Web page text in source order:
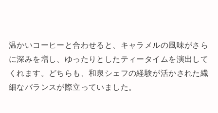
温かいコーヒーと合わせると、キャラメルの風味がさら
に深みを増し、ゆったりとしたティータイムを演出して
くれます。どちらも、和泉シェフの経験が活かされた繊
細なバランスが際立っていました。